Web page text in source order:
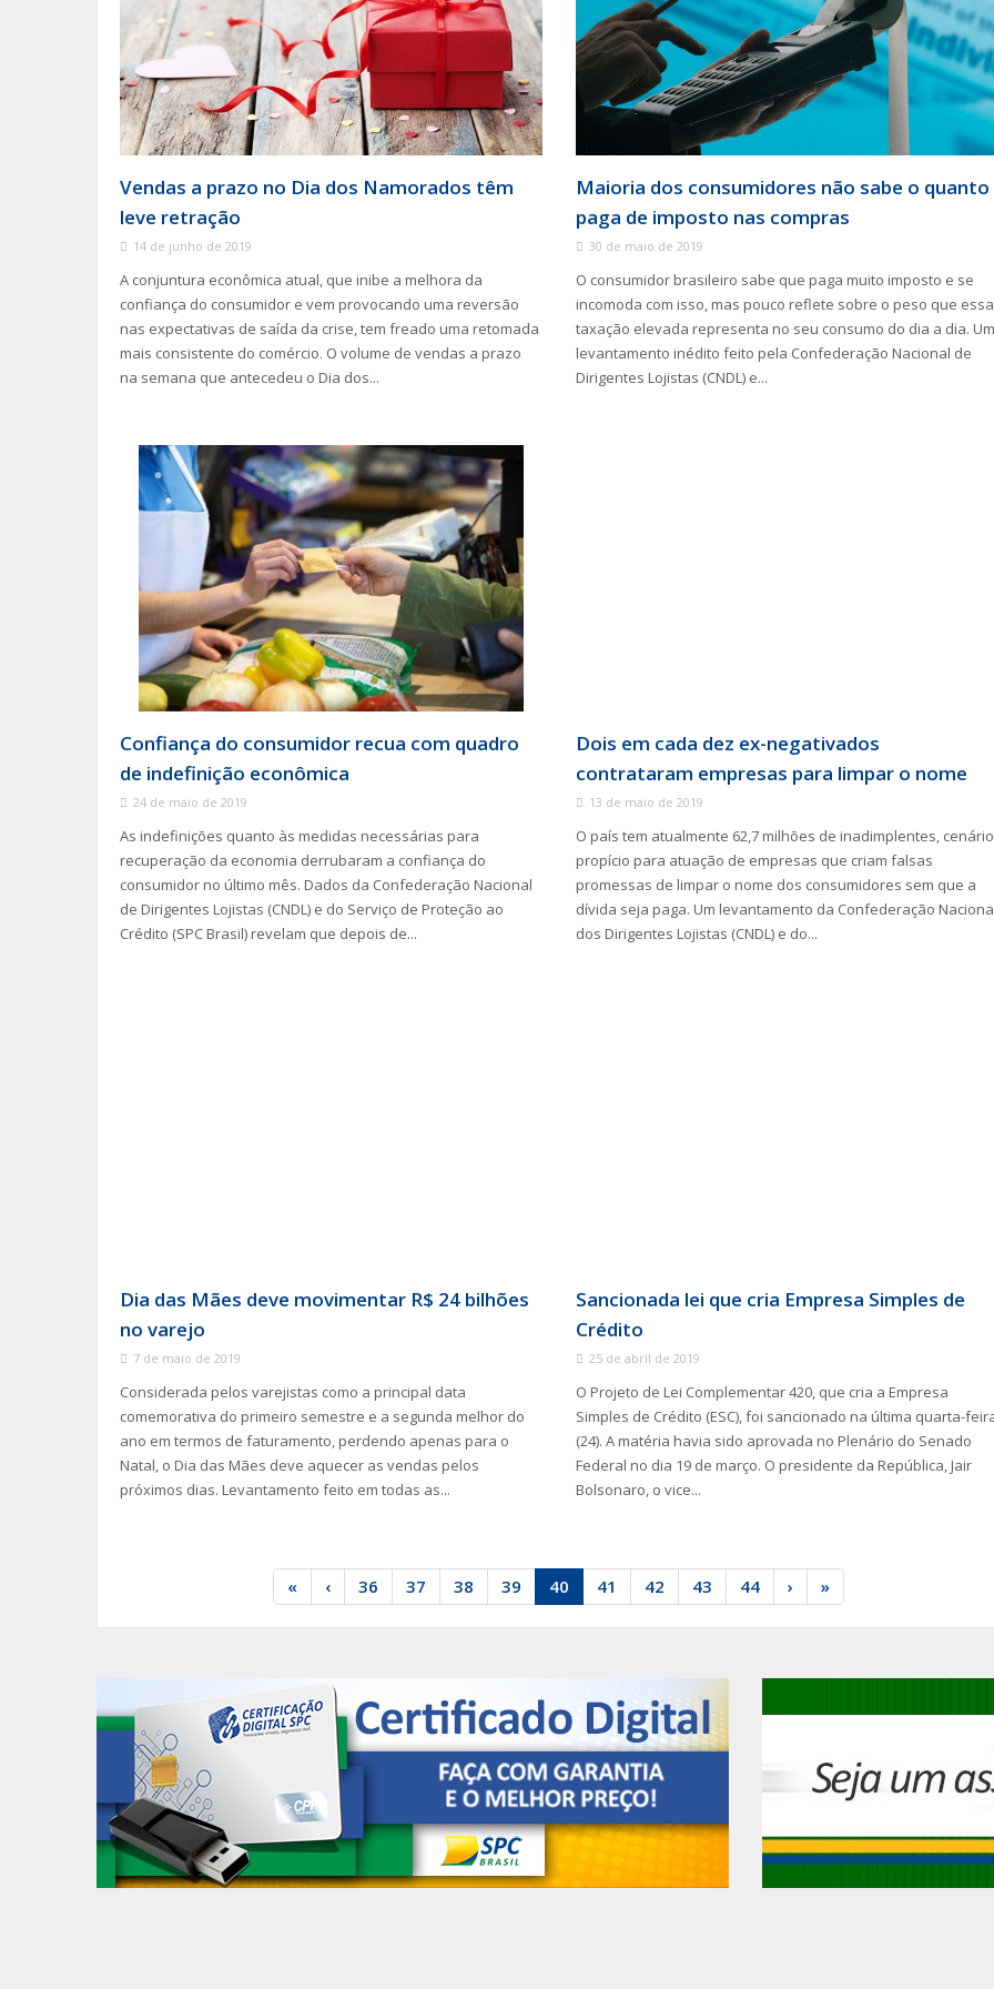
Vendas a prazo no Dia dos Namorados têm
leve retração
14 de junho de 2019
A conjuntura econômica atual, que inibe a melhora da
confiança do consumidor e vem provocando uma reversão
nas expectativas de saída da crise, tem freado uma retomada
mais consistente do comércio. O volume de vendas a prazo
na semana que antecedeu o Dia dos...
Maioria dos consumidores não sabe o quanto
paga de imposto nas compras
30 de maio de 2019
O consumidor brasileiro sabe que paga muito imposto e se
incomoda com isso, mas pouco reflete sobre o peso que essa
taxação elevada representa no seu consumo do dia a dia. Um
levantamento inédito feito pela Confederação Nacional de
Dirigentes Lojistas (CNDL) e...
Confiança do consumidor recua com quadro
de indefinição econômica
24 de maio de 2019
As indefinições quanto às medidas necessárias para
recuperação da economia derrubaram a confiança do
consumidor no último mês. Dados da Confederação Nacional
de Dirigentes Lojistas (CNDL) e do Serviço de Proteção ao
Crédito (SPC Brasil) revelam que depois de...
Dois em cada dez ex-negativados
contrataram empresas para limpar o nome
13 de maio de 2019
O país tem atualmente 62,7 milhões de inadimplentes, cenário
propício para atuação de empresas que criam falsas
promessas de limpar o nome dos consumidores sem que a
dívida seja paga. Um levantamento da Confederação
dos Dirigentes Lojistas (CNDL) e do...
Dia das Mães deve movimentar R$ 24 bilhões
no varejo
7 de maio de 2019
Considerada pelos varejistas como a principal data
comemorativa do primeiro semestre e a segunda melhor do
ano em termos de faturamento, perdendo apenas para o
Natal, o Dia das Mães deve aquecer as vendas pelos
próximos dias. Levantamento feito em todas as...
Sancionada lei que cria Empresa Simples de
Crédito
25 de abril de 2019
O Projeto de Lei Complementar 420, que cria a Empresa
Simples de Crédito (ESC), foi sancionado na última quarta-
(24). A matéria havia sido aprovada no Plenário do Senado
Federal no dia 19 de março. O presidente da República, Jair
Bolsonaro, o vice...
« ‹ 36 37 38 39 40 41 42 43 44 › »